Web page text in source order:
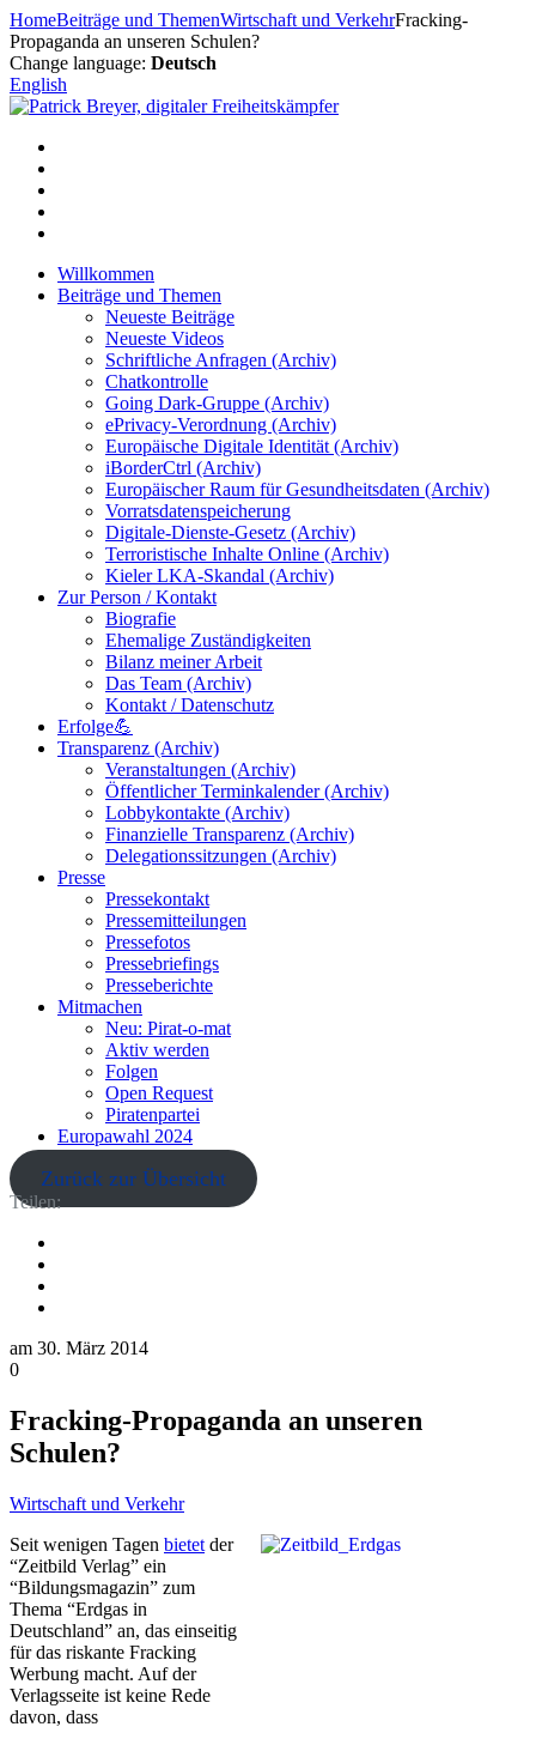
Zum
Inhalt
springen
HomeBeiträge und ThemenWirtschaft und VerkehrFracking-
Propaganda an unseren Schulen?
Change language: Deutsch
English
Willkommen
Beiträge und Themen
Neueste Beiträge
Neueste Videos
Schriftliche Anfragen (Archiv)
Chatkontrolle
Going Dark-Gruppe (Archiv)
ePrivacy-Verordnung (Archiv)
Europäische Digitale Identität (Archiv)
iBorderCtrl (Archiv)
Europäischer Raum für Gesundheitsdaten (Archiv)
Vorratsdatenspeicherung
Digitale-Dienste-Gesetz (Archiv)
Terroristische Inhalte Online (Archiv)
Kieler LKA-Skandal (Archiv)
Zur Person / Kontakt
Biografie
Ehemalige Zuständigkeiten
Bilanz meiner Arbeit
Das Team (Archiv)
Kontakt / Datenschutz
Erfolge💪
Transparenz (Archiv)
Veranstaltungen (Archiv)
Öffentlicher Terminkalender (Archiv)
Lobbykontakte (Archiv)
Finanzielle Transparenz (Archiv)
Delegationssitzungen (Archiv)
Presse
Pressekontakt
Pressemitteilungen
Pressefotos
Pressebriefings
Presseberichte
Mitmachen
Neu: Pirat-o-mat
Aktiv werden
Folgen
Open Request
Piratenpartei
Europawahl 2024
Zurück zur Übersicht
Teilen:
am 30. März 2014
0
Fracking-Propaganda an unseren
Schulen?
Wirtschaft und Verkehr
Seit wenigen Tagen bietet der
“Zeitbild Verlag” ein
“Bildungsmagazin” zum
Thema “Erdgas in
Deutschland” an, das einseitig
für das riskante Fracking
Werbung macht. Auf der
Verlagsseite ist keine Rede
davon, dass